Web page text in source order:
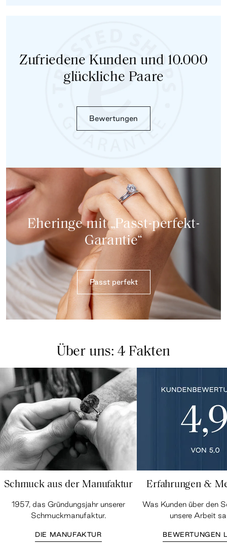
Zufriedene Kunden und 10.000
glückliche Paare
Bewertungen
Eheringe mit „Passt-perfekt-
Garantie“
Passt perfekt
Über uns: 4 Fakten
Schmuck aus der Manufaktur
1957, das Gründungsjahr unserer
Schmuckmanufaktur.
DIE MANUFAKTUR
Erfahrungen &
Was Kunden über den
unsere Arbeit
BEWERTUNGEN